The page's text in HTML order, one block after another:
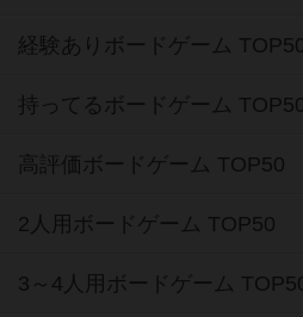
経験ありボードゲーム
持ってるボードゲーム
高評価ボードゲーム TOP50
2人用ボードゲーム TOP50
3～4人用ボードゲーム